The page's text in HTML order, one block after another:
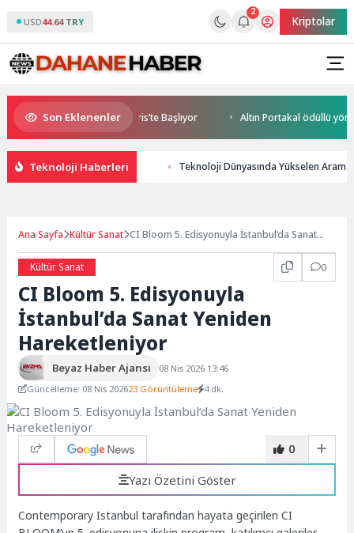
USD44.64 TRY
2
Kriptolar
Son Eklenenler
World Cup Heyecanı Paris’te Başlıyor Altın Portakal ödüllü
Teknoloji Haberleri Teknoloji Dünyasında Yükselen
Ana Sayfa Kültür Sanat CI Bloom 5. Edisyonuyla İstanbul’da Sanat
Kültür Sanat
0
CI Bloom 5. Edisyonuyla
İstanbul’da Sanat Yeniden
Hareketleniyor
Beyaz Haber Ajansı
08 Nis 2026 13:46
Güncelleme: 08 Nis 202623 Görüntüleme 4 dk.
0
Yazı Özetini Göster
Contemporary Istanbul tarafından hayata geçirilen CI